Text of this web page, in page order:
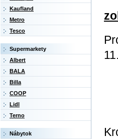
Kaufland
Metro
Tesco
Supermarkety
Albert
BALA
Billa
COOP
Lidl
Terno
Nábytok